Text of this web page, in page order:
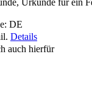
DE
Details
auch hierfür